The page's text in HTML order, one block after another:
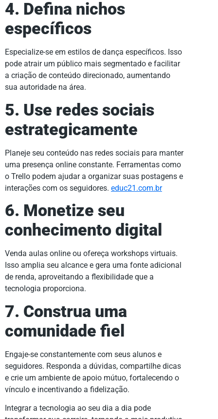
4. Defina nichos
específicos
Especialize-se em estilos de dança específicos. Isso
pode atrair um público mais segmentado e facilitar
a criação de conteúdo direcionado, aumentando
sua autoridade na área.
5. Use redes sociais
estrategicamente
Planeje seu conteúdo nas redes sociais para manter
uma presença online constante. Ferramentas como
o Trello podem ajudar a organizar suas postagens e
interações com os seguidores. educ21.com.br
6. Monetize seu
conhecimento digital
Venda aulas online ou ofereça workshops virtuais.
Isso amplia seu alcance e gera uma fonte adicional
de renda, aproveitando a flexibilidade que a
tecnologia proporciona.
7. Construa uma
comunidade fiel
Engaje-se constantemente com seus alunos e
seguidores. Responda a dúvidas, compartilhe dicas
e crie um ambiente de apoio mútuo, fortalecendo o
vínculo e incentivando a fidelização.
Integrar a tecnologia ao seu dia a dia pode